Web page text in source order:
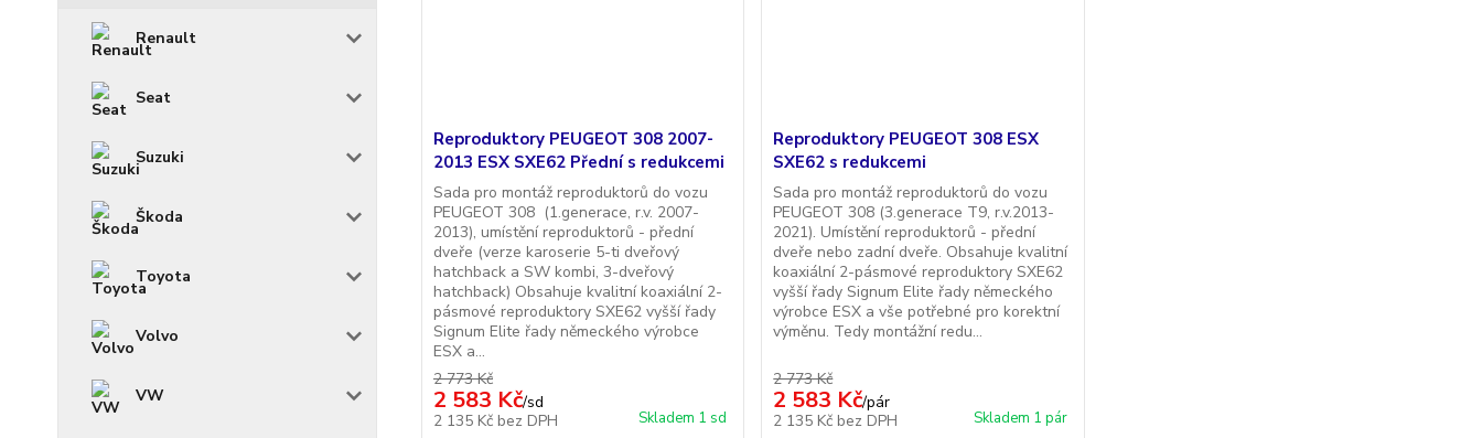
Renault
Seat
Suzuki
Škoda
Toyota
Volvo
VW
Reproduktory PEUGEOT 308 2007-
2013 ESX SXE62 Přední s redukcemi
Sada pro montáž reproduktorů do vozu
PEUGEOT 308 (1.generace, r.v. 2007-
2013), umístění reproduktorů - přední
dveře (verze karoserie 5-ti dveřový
hatchback a SW kombi, 3-dveřový
hatchback) Obsahuje kvalitní koaxiální 2-
pásmové reproduktory SXE62 vyšší řady
Signum Elite řady německého výrobce
ESX a...
2 773 Kč
2 583 Kč/sd
2 135 Kč bez DPH Skladem 1 sd
Reproduktory PEUGEOT 308 ESX
SXE62 s redukcemi
Sada pro montáž reproduktorů do vozu
PEUGEOT 308 (3.generace T9, r.v.2013-
2021). Umístění reproduktorů - přední
dveře nebo zadní dveře. Obsahuje kvalitní
koaxiální 2-pásmové reproduktory SXE62
vyšší řady Signum Elite řady německého
výrobce ESX a vše potřebné pro korektní
výměnu. Tedy montážní redu...
2 773 Kč
2 583 Kč/pár
2 135 Kč bez DPH Skladem 1 pár